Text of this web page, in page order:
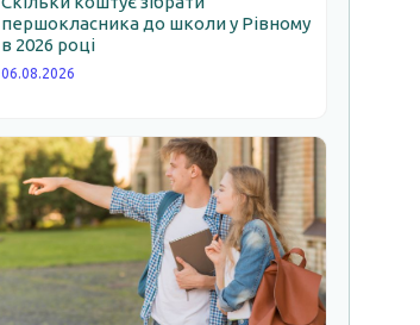
першокласника до школи у Рівному
в 2026 році
06.08.2026